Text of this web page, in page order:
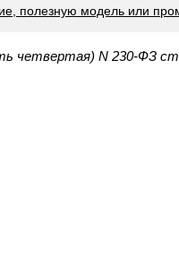
полезную модель или
четвертая) N 230-ФЗ